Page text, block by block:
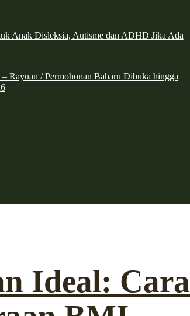
Anak Disleksia, Autisme dan ADHD Jika Ada
– Rayuan / Permohonan Baharu Dibuka hingga
Ideal: Cara